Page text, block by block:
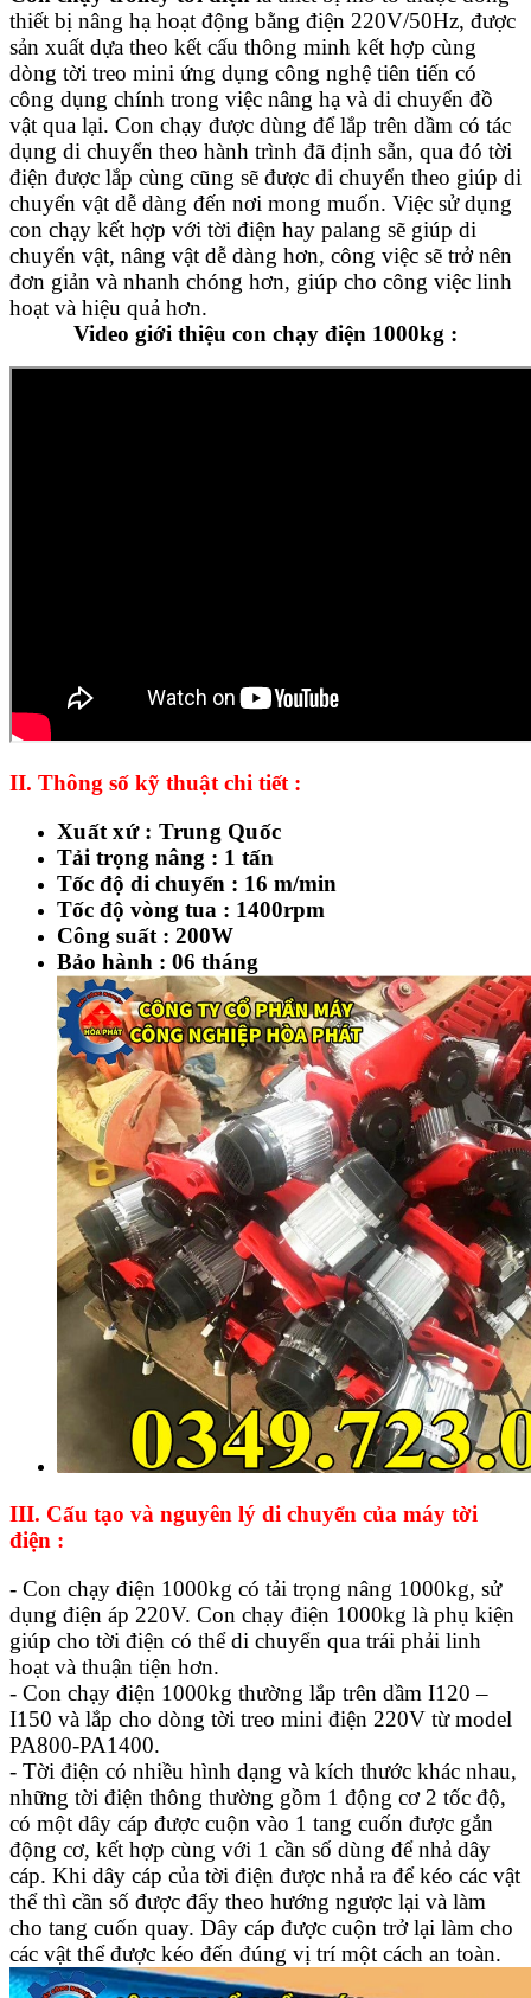
thiết bị nâng hạ hoạt động bằng điện 220V/50Hz, được
sản xuất dựa theo kết cấu thông minh kết hợp cùng
dòng tời treo mini ứng dụng công nghệ tiên tiến có
công dụng chính trong việc nâng hạ và di chuyển đồ
vật qua lại. Con chạy được dùng để lắp trên dầm có tác
dụng di chuyển theo hành trình đã định sẵn, qua đó tời
điện được lắp cùng cũng sẽ được di chuyển theo giúp di
chuyển vật dễ dàng đến nơi mong muốn. Việc sử dụng
con chạy kết hợp với tời điện hay palang sẽ giúp di
chuyển vật, nâng vật dễ dàng hơn, công việc sẽ trở nên
đơn giản và nhanh chóng hơn, giúp cho công việc linh
hoạt và hiệu quả hơn.
Video giới thiệu con chạy điện 1000kg :
II. Thông số kỹ thuật chi tiết :
Xuất xứ : Trung Quốc
Tải trọng nâng : 1 tấn
Tốc độ di chuyển : 16 m/min
Tốc độ vòng tua : 1400rpm
Công suất : 200W
Bảo hành : 06 tháng
III. Cấu tạo và nguyên lý di chuyển của máy tời
điện :
- Con chạy điện 1000kg có tải trọng nâng 1000kg, sử
dụng điện áp 220V. Con chạy điện 1000kg là phụ kiện
giúp cho tời điện có thể di chuyển qua trái phải linh
hoạt và thuận tiện hơn.
- Con chạy điện 1000kg thường lắp trên dầm I120 –
I150 và lắp cho dòng tời treo mini điện 220V từ model
PA800-PA1400.
- Tời điện có nhiều hình dạng và kích thước khác nhau,
những tời điện thông thường gồm 1 động cơ 2 tốc độ,
có một dây cáp được cuộn vào 1 tang cuốn được gắn
động cơ, kết hợp cùng với 1 cần số dùng để nhả dây
cáp. Khi dây cáp của tời điện được nhả ra để kéo các vật
thể thì cần số được đẩy theo hướng ngược lại và làm
cho tang cuốn quay. Dây cáp được cuộn trở lại làm cho
các vật thể được kéo đến đúng vị trí một cách an toàn.